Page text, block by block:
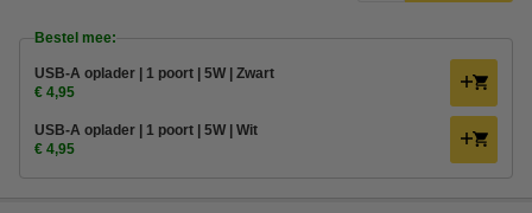
Bestel mee:
USB-A oplader | 1 poort | 5W | Zwart
€ 4,95
USB-A oplader | 1 poort | 5W | Wit
€ 4,95